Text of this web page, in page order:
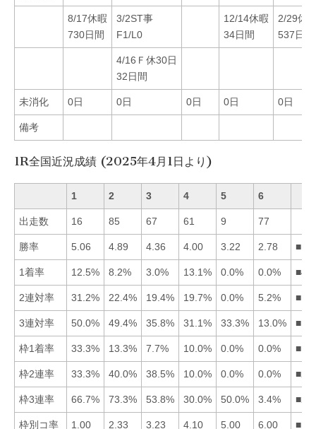
8/17休暇
730日間
3/2ST事
F1/L0
12/14休暇
34日間
2/29休
537日間
4/16Ｆ休30日
32日間
未消化 0日 0日 0日 0日 0日
備考
1R全国近況成績 (2025年4月1日より)
1 2 3 4 5 6
出走数 16 85 67 61 9 77
勝率 5.06 4.89 4.36 4.00 3.22 2.78
1着率 12.5% 8.2% 3.0% 13.1% 0.0% 0.0%
2連対率 31.2% 22.4% 19.4% 19.7% 0.0% 5.2%
3連対率 50.0% 49.4% 35.8% 31.1% 33.3% 13.0%
枠1着率 33.3% 13.3% 7.7% 10.0% 0.0% 0.0%
枠2連率 33.3% 40.0% 38.5% 10.0% 0.0% 0.0%
枠3連率 66.7% 73.3% 53.8% 30.0% 50.0% 3.4%
枠別コ率 1.00 2.33 3.23 4.10 5.00 6.00